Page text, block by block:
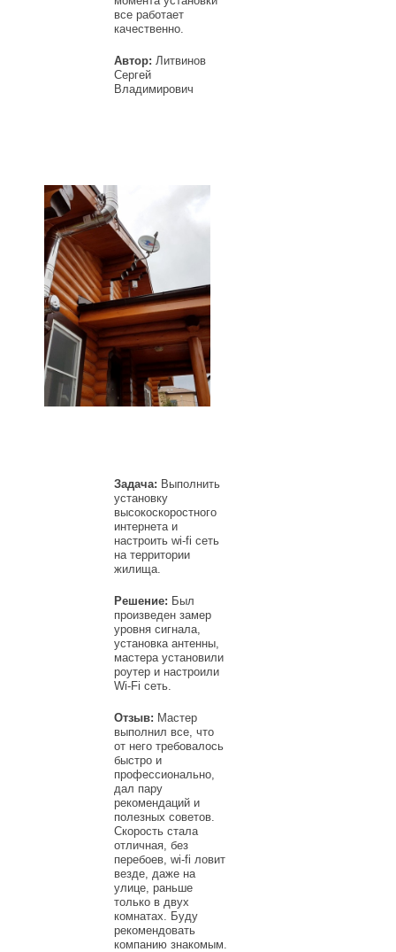
все работает
качественно.
Автор: Литвинов
Сергей
Владимирович
Задача: Выполнить
установку
высокоскоростного
интернета и
настроить wi-fi сеть
на территории
жилища.
Решение: Был
произведен замер
уровня сигнала,
установка антенны,
мастера установили
роутер и настроили
Wi-Fi сеть.
Отзыв: Мастер
выполнил все, что
от него требовалось
быстро и
профессионально,
дал пару
рекомендаций и
полезных советов.
Скорость стала
отличная, без
перебоев, wi-fi ловит
везде, даже на
улице, раньше
только в двух
комнатах. Буду
рекомендовать
компанию знакомым.